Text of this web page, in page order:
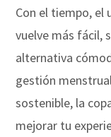
Con el tiempo, el
vuelve más fácil,
alternativa
gestión
sostenible, la
mejorar tu